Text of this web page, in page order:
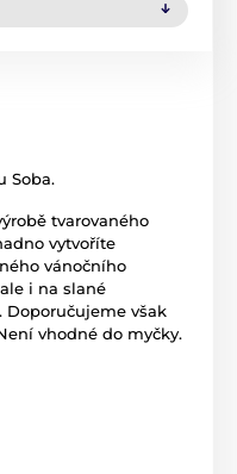
Soba.
tvarovaného
vytvoříte
vánočního
i na slané
Doporučujeme však
vhodné do myčky.